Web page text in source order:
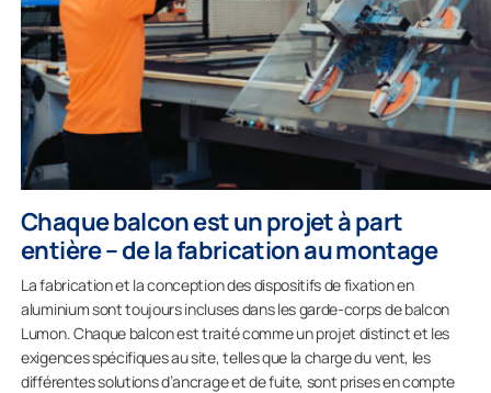
Chaque balcon est un projet à part
entière – de la fabrication au montage
La fabrication et la conception des dispositifs de fixation en
aluminium sont toujours incluses dans les garde-corps de balcon
Lumon. Chaque balcon est traité comme un projet distinct et les
exigences spécifiques au site, telles que la charge du vent, les
différentes solutions d’ancrage et de fuite, sont prises en compte